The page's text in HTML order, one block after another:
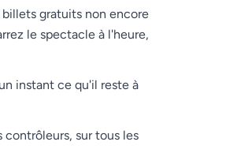
gratuits non encore
le spectacle à l'heure,
instant ce qu'il reste à
contrôleurs, sur tous les